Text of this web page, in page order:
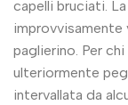
capelli bruciati.
paglierino. Per
ulteriormente
intervallata da